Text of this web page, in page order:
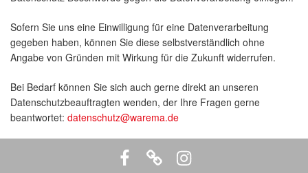
Sofern Sie uns eine Einwilligung für eine Datenverarbeitung
gegeben haben, können Sie diese selbstverständlich ohne
Angabe von Gründen mit Wirkung für die Zukunft widerrufen.
Bei Bedarf können Sie sich auch gerne direkt an unseren
Datenschutzbeauftragten wenden, der Ihre Fragen gerne
beantwortet: datenschutz@warema.de